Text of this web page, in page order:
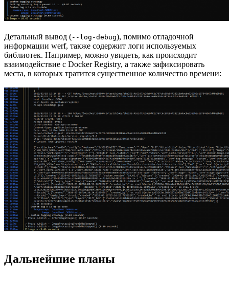
Детальный вывод (--log-debug), помимо отладочной
информации werf, также содержит логи используемых
библиотек. Например, можно увидеть, как происходит
взаимодействие с Docker Registry, а также зафиксировать
места, в которых тратится существенное количество времени:
Дальнейшие планы